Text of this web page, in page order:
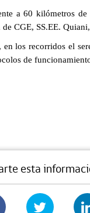
a 60 kilómetros
CGE, SS.EE.
en los recorridos el
de
esta